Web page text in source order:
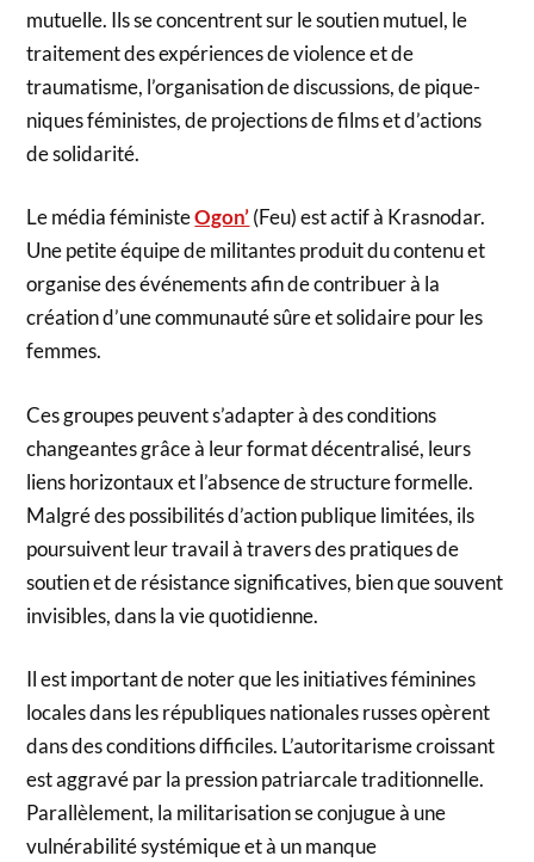
mutuelle. Ils se concentrent sur le soutien mutuel, le
traitement des expériences de violence et de
traumatisme, l’organisation de discussions, de pique-
niques féministes, de projections de films et d’actions
de solidarité.
Le média féministeOgon’(Feu) est actif à Krasnodar.
Une petite équipe de militantes produit du contenu et
organise des événements afin de contribuer à la
création d’une communauté sûre et solidaire pour les
femmes.
Ces groupes peuvent s’adapter à des conditions
changeantes grâce à leur format décentralisé, leurs
liens horizontaux et l’absence de structure formelle.
Malgré des possibilités d’action publique limitées, ils
poursuivent leur travail à travers des pratiques de
soutien et de résistance significatives, bien que souvent
invisibles, dans la vie quotidienne.
Il est important de noter que les initiatives féminines
locales dans les républiques nationales russes opèrent
dans des conditions difficiles. L’autoritarisme croissant
est aggravé par la pression patriarcale traditionnelle.
Parallèlement, la militarisation se conjugue à une
vulnérabilité systémique et à un manque